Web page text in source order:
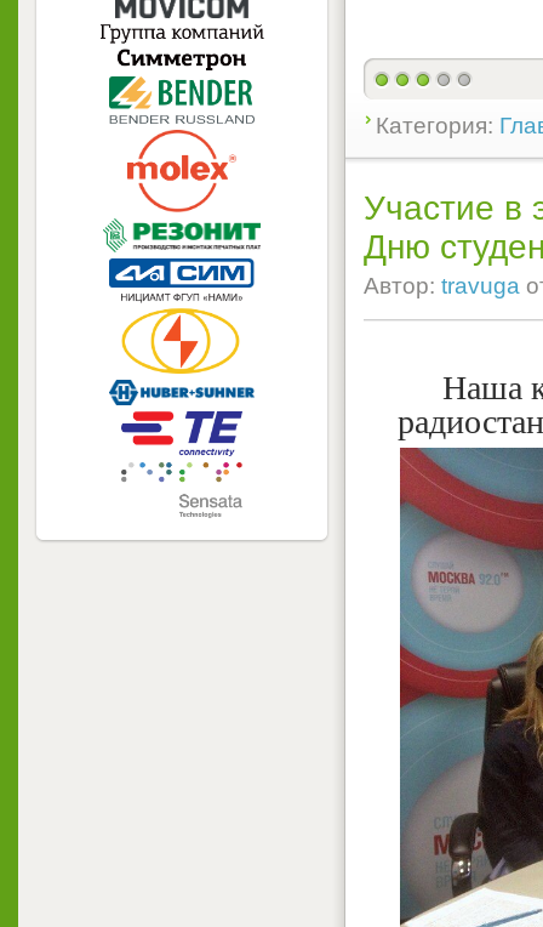
Категория:
Участие в
Дню
Автор: travuga
Наша